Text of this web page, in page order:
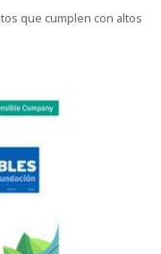
que cumplen con altos